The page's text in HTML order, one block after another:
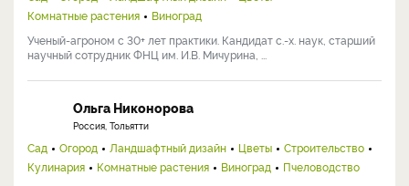
Комнатные растения
Виноград
Ученый-агроном с 30+ лет практики. Кандидат с.-х. наук, старший
научный сотрудник ФНЦ им. И.В. Мичурина, ...
Ольга Никонорова
Россия, Тольятти
Сад Огород Ландшафтный дизайн Цветы
Строительство
Кулинария
Комнатные растения Виноград
Пчеловодство